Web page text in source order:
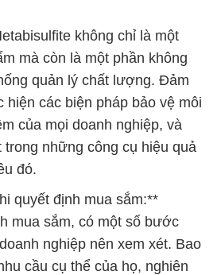
không chỉ là một
mà còn là một phần không
quản lý chất lượng. Đảm
hiện các biện pháp bảo vệ môi
của mọi doanh nghiệp, và
trong những công cụ hiệu quả
đó.
quyết định mua sắm:**
mua sắm, có một số bước
nghiệp nên xem xét. Bao
cầu cụ thể của họ, nghiên